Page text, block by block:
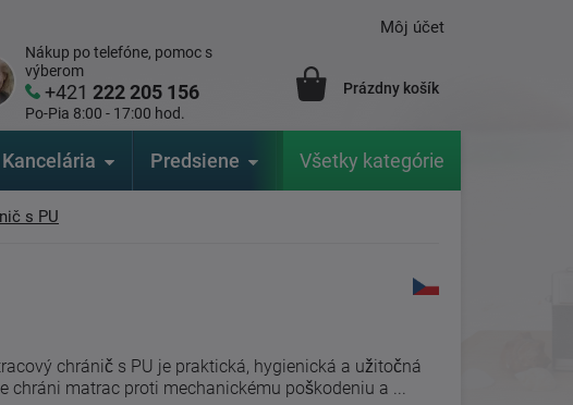
Nákup po telefóne, pomoc s
výberom
+421222 205 156
Po-Pia 8:00 - 17:00 hod.
Môj účet
Prázdny košík
Kancelária Predsiene Výrobcovia
Všetky kategórie
s PU
chránič s PU je praktická, hygienická a užitočná
chráni matrac proti mechanickému poškodeniu a ...